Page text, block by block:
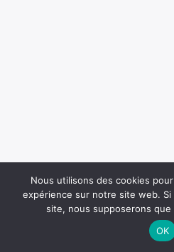
Nous utilisons des cookies
expérience sur notre site web.
site, nous supposerons
OK